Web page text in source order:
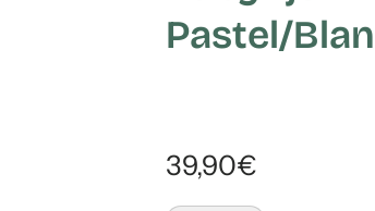
Pastel/
39,90€